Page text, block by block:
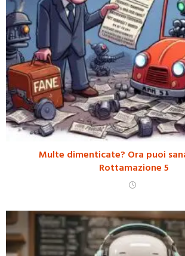
Multe dimenticate? Ora puoi
Rottamazione 5